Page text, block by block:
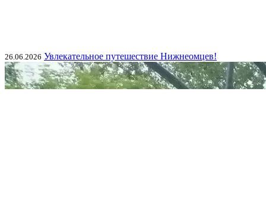
26.06.2026 Увлекательное путешествие Нижнеомцев!